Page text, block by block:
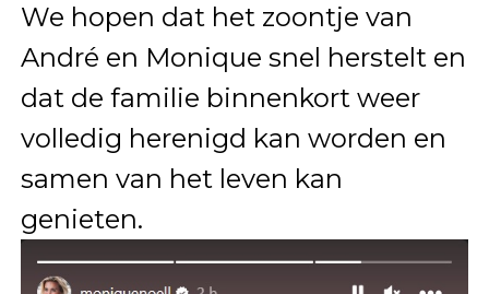
We hopen dat het zoontje van
André en Monique snel herstelt en
dat de familie binnenkort weer
volledig herenigd kan worden en
samen van het leven kan
genieten.